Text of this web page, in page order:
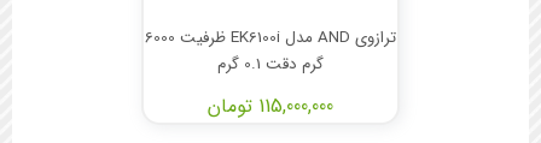
ترازوی AND مدل EK6100i ظرفیت 6000
گرم دقت 0.1 گرم
115,000,000 تومان